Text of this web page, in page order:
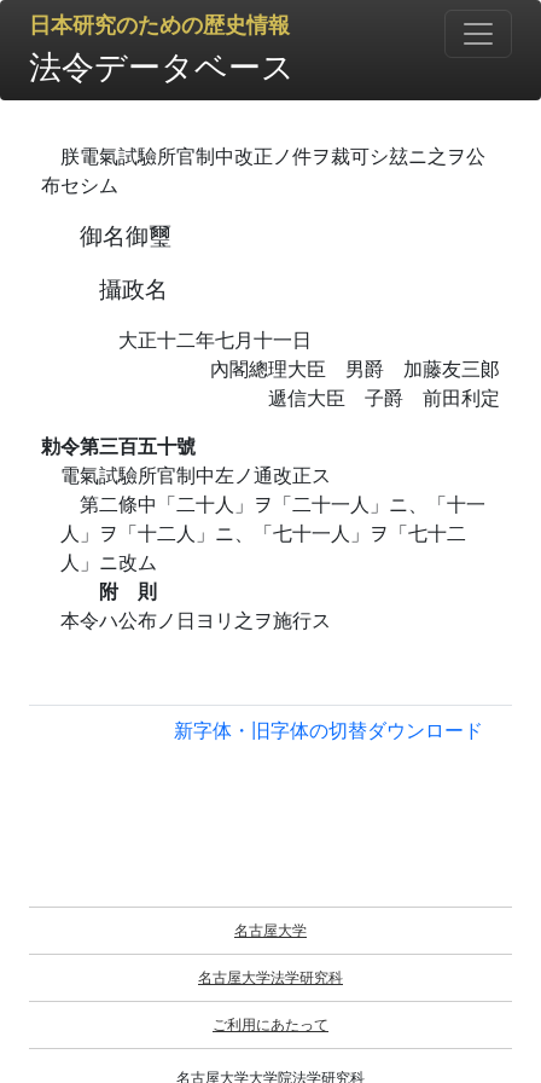
日本研究のための歴史情報
法令データベース
朕電氣試驗所官制中改正ノ件ヲ裁可シ玆ニ之ヲ公
布セシム
御名御璽
攝政名
大正十二年七月十一日
內閣總理大臣 男爵 加藤友三郞
遞信大臣 子爵 前田利定
勅令第三百五十號
電氣試驗所官制中左ノ通改正ス
第二條中「二十人」ヲ「二十一人」ニ、「十一
人」ヲ「十二人」ニ、「七十一人」ヲ「七十二
人」ニ改ム
附 則
本令ハ公布ノ日ヨリ之ヲ施行ス
新字体・旧字体の切替ダウンロード
名古屋大学
名古屋大学法学研究科
ご利用にあたって
名古屋大学大学院法学研究科